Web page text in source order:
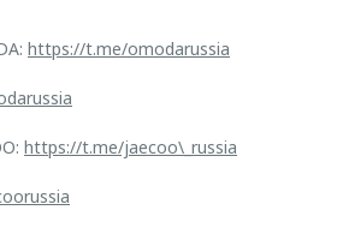
https://t.me/omodarussia
https://t.me/jaecoo\_russia